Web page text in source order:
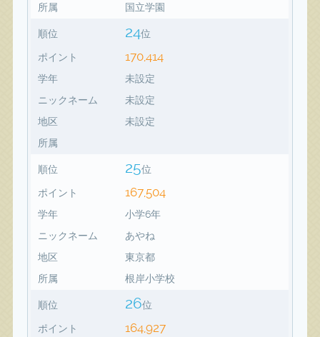
所属
国立学園
順位 24位
ポイント 170,414
学年
未設定
ニックネーム
未設定
地区
未設定
所属
順位 25位
ポイント 167,504
学年
小学6年
ニックネーム
あやね
地区
東京都
所属
根岸小学校
順位 26位
ポイント 164,927